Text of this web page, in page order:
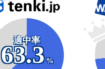
適中率
63.3
%